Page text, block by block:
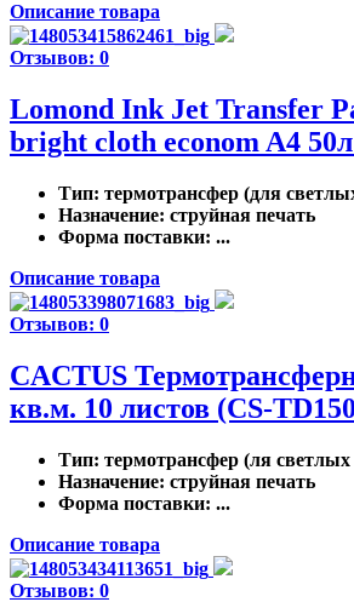
Описание товара
Отзывов: 0
Lomond Ink Jet Transfer
bright cloth econom A4
Тип: термотрансфер (для
Назначение: струйная печать
Форма поставки: ...
Описание товара
Отзывов: 0
CACTUS
кв.м. 10 листов (CS-
Тип: термотрансфер (ля светлых
Назначение: струйная печать
Форма поставки: ...
Описание товара
Отзывов: 0